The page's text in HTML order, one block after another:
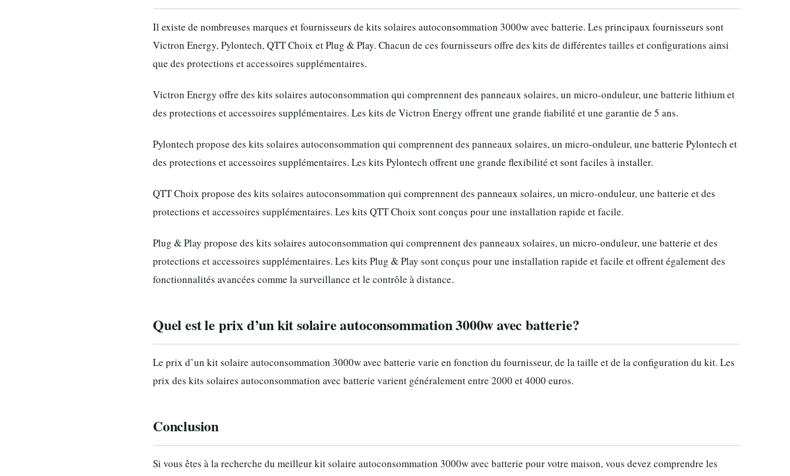
Il existe de nombreuses marques et fournisseurs de kits solaires autoconsommation 3000w avec batterie. Les principaux fournisseurs sont
Victron Energy, Pylontech, QTT Choix et Plug & Play. Chacun de ces fournisseurs offre des kits de différentes tailles et configurations ainsi
que des protections et accessoires supplémentaires.
Victron Energy offre des kits solaires autoconsommation qui comprennent des panneaux solaires, un micro-onduleur, une batterie lithium et
des protections et accessoires supplémentaires. Les kits de Victron Energy offrent une grande fiabilité et une garantie de 5 ans.
Pylontech propose des kits solaires autoconsommation qui comprennent des panneaux solaires, un micro-onduleur, une batterie Pylontech et
des protections et accessoires supplémentaires. Les kits Pylontech offrent une grande flexibilité et sont faciles à installer.
QTT Choix propose des kits solaires autoconsommation qui comprennent des panneaux solaires, un micro-onduleur, une batterie et des
protections et accessoires supplémentaires. Les kits QTT Choix sont conçus pour une installation rapide et facile.
Plug & Play propose des kits solaires autoconsommation qui comprennent des panneaux solaires, un micro-onduleur, une batterie et des
protections et accessoires supplémentaires. Les kits Plug & Play sont conçus pour une installation rapide et facile et offrent également des
fonctionnalités avancées comme la surveillance et le contrôle à distance.
Quel est le prix d’un kit solaire autoconsommation 3000w avec batterie?
Le prix d’un kit solaire autoconsommation 3000w avec batterie varie en fonction du fournisseur, de la taille et de la configuration du kit. Les
prix des kits solaires autoconsommation avec batterie varient généralement entre 2000 et 4000 euros.
Conclusion
Si vous êtes à la recherche du meilleur kit solaire autoconsommation 3000w avec batterie pour votre maison, vous devez comprendre les